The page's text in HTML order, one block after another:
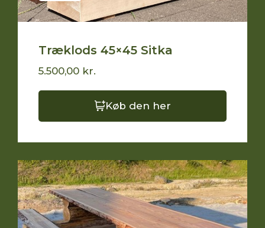
Træklods 45×45 Sitka
5.500,00 kr.
Køb den her